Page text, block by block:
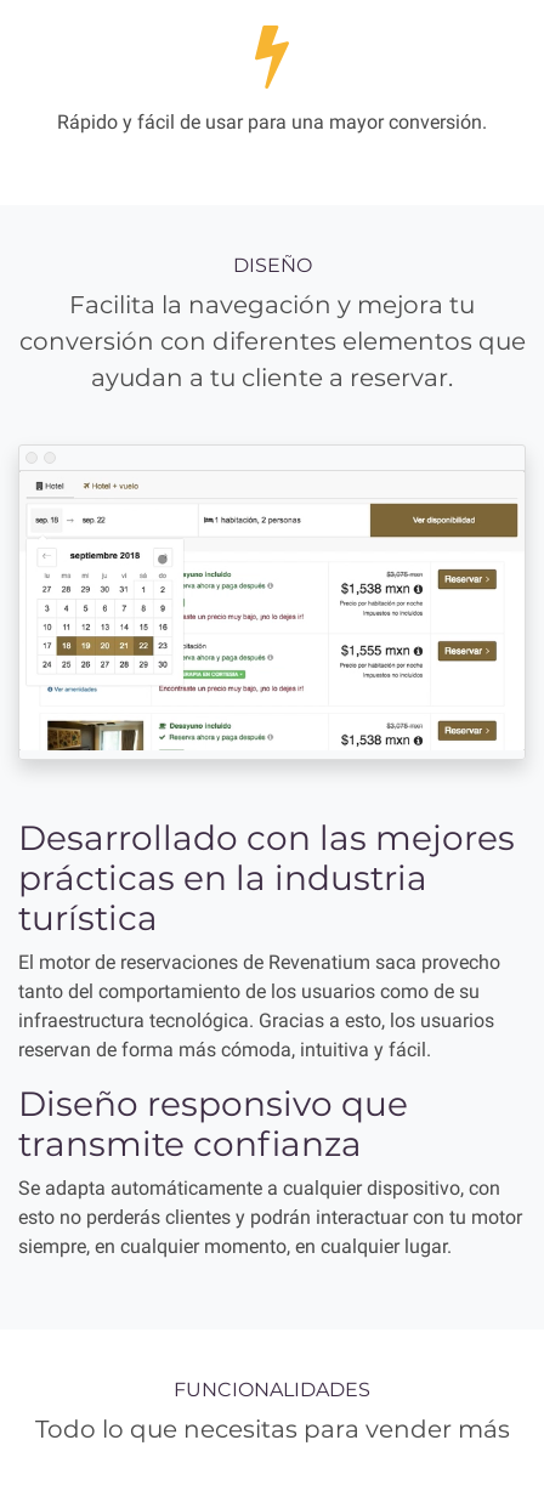
Rápido y fácil de usar para una mayor conversión.
DISEÑO
Facilita la navegación y mejora tu
conversión con diferentes elementos que
ayudan a tu cliente a reservar.
Desarrollado con las mejores
prácticas en la industria
turística
El motor de reservaciones de Revenatium saca provecho
tanto del comportamiento de los usuarios como de su
infraestructura tecnológica. Gracias a esto, los usuarios
reservan de forma más cómoda, intuitiva y fácil.
Diseño responsivo que
transmite confianza
Se adapta automáticamente a cualquier dispositivo, con
esto no perderás clientes y podrán interactuar con tu motor
siempre, en cualquier momento, en cualquier lugar.
FUNCIONALIDADES
Todo lo que necesitas para vender más